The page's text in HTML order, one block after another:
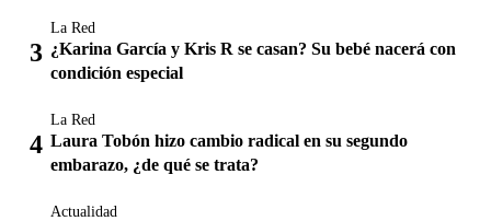
La Red
¿Karina García y Kris R se casan? Su bebé nacerá con
condición especial
La Red
Laura Tobón hizo cambio radical en su segundo
embarazo, ¿de qué se trata?
Actualidad